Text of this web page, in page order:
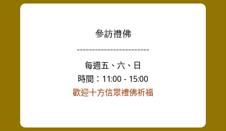
參訪禮佛
------------------------
每週五、六、日
時間：11:00 - 15:00
歡迎十方信眾禮佛祈福